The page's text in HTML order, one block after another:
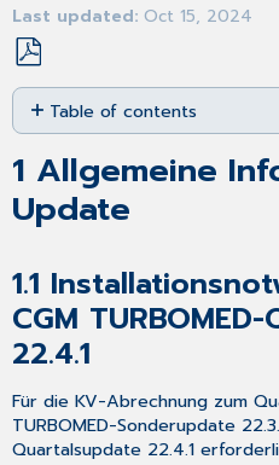
Last updated Oct 15, 2024
Save
as
PDF
Table of contents
Allgemeine
Informationen
zum
1.1
des
CGM
TURBOMED-
Quartalsupdates
22.4.1
1.2
1 Allgemeine
Update
1.1
CGM
22.4.1
Für die KV-Abrechnung zum
TURBOMED-Sonderupdate
Quartalsupdate 22.4.1